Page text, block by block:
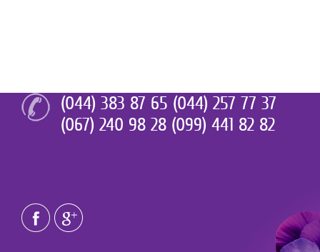
(044) 383 87 65 (044) 257 77 37
(067) 240 98 28 (099) 441 82 82